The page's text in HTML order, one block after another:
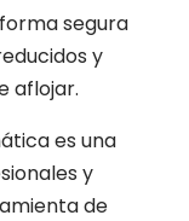
segura
y
aflojar.
es una
y
de